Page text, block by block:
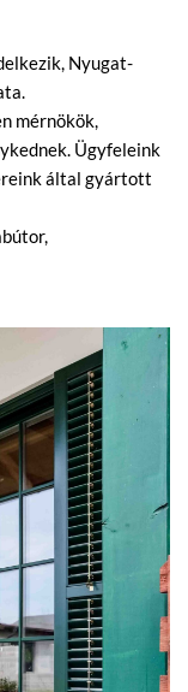
Nyugat-
mérnökök,
Ügyfeleink
által gyártott